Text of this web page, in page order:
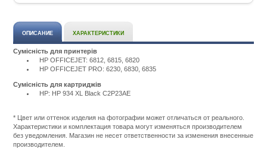
ОПИСАНИЕ ХАРАКТЕРИСТИКИ
Сумісність для принтерів
HP OFFICEJET: 6812, 6815, 6820
HP OFFICEJET PRO: 6230, 6830, 6835
Сумісність для картриджів
HP: HP 934 XL Black C2P23AE
rashodnye-
materialy/5258-
kartridzh-
* Цвет или оттенок изделия на фотографии может отличаться от реального.
Характеристики и комплектация товара могут изменяться производителем
без уведомления. Магазин не несет ответственности за изменения внесенные
производителем.